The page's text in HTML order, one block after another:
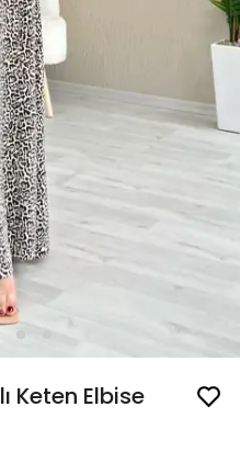
Keten Elbise